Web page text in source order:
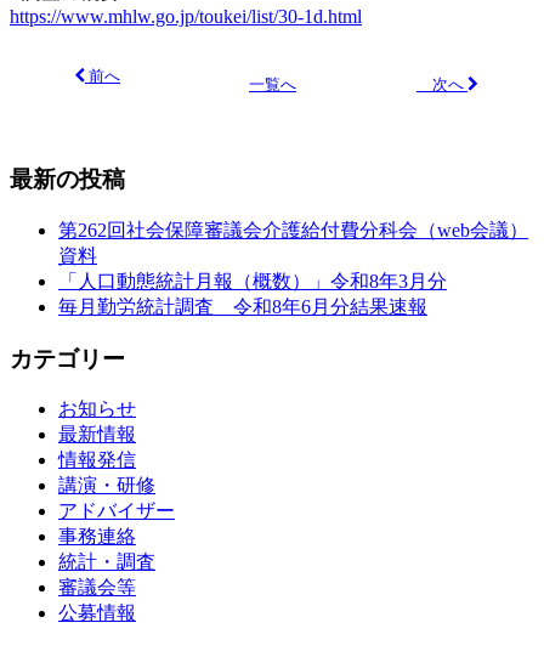
https://www.mhlw.go.jp/toukei/list/30-1d.html
前へ
一覧へ 次へ
最新の投稿
第262回社会保障審議会介護給付費分科会（web会議）
資料
「人口動態統計月報（概数）」令和8年3月分
毎月勤労統計調査 令和8年6月分結果速報
カテゴリー
お知らせ
最新情報
情報発信
講演・研修
アドバイザー
事務連絡
統計・調査
審議会等
公募情報